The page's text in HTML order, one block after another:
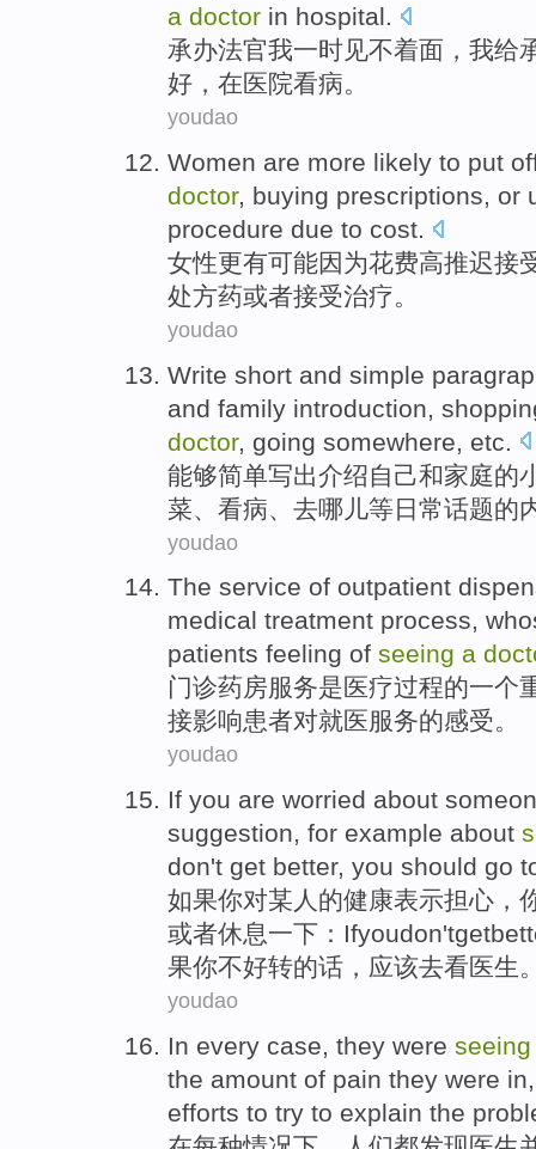
a doctor in hospital.
承办法官我一时见不着面，我给
好 ， 在医院看病。
youdao
Women are more likely to put
doctor, buying prescriptions, or
procedure due to cost.
女性更有可能因为花费高推迟接
处方药或者接受治疗。
youdao
Write short and simple
and family introduction
doctor, going somewhere etc
能够简单写出介绍自己和家庭的
菜
看病 去哪儿等 日常话题的
youdao
The service of outpatient
medical treatment process,
patients feeling of seeing a
门诊药房服务是医疗过程的一个
接影响患者对就医服务的感受。
youdao
If you are worried about
suggestion, for example about
don't get better, you should go
如果你对某人 的健康表示担心 ，
或者休息一下： Ifyoudon'tget
果你不好转的话，应该去看医生
youdao
In every case, they were seeing
the amount of pain they were in
efforts to try to explain the